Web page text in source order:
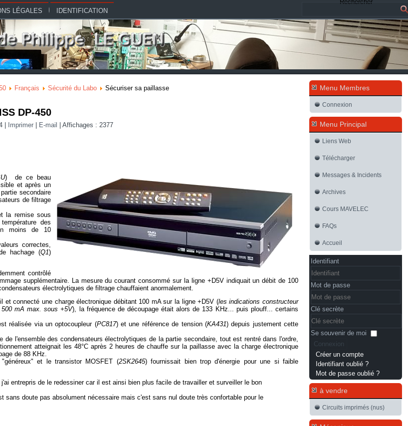
Rechercher
LÉGALES IDENTIFICATION
Français Sécurité du Labo Sécuriser sa paillasse
DP-450
Imprimer E-mail
Affichages : 2377
) de ce beau
et après un
secondaire
de filtrage
la remise sous
des
moins de 10
correctes,
hachage (Q1)
contrôlé
supplémentaire. La mesure du courant consommé sur la ligne +D5V indiquait un débit de 100
électrolytiques de filtrage chauffaient anormalement.
et connecté une charge électronique débitant 100 mA sur la ligne +D5V (les indications constructeur
500 mA max. sous +5V), la fréquence de découpage était alors de 133 KHz... puis plouff... certains
réalisée via un optocoupleur (PC817) et une référence de tension (KA431) depuis justement cette
de l'ensemble des condensateurs électrolytiques de la partie secondaire, tout est rentré dans l'ordre,
atteignait les 48°C après 2 heures de chauffe sur la paillasse avec la charge électronique
de 88 KHz.
et le transistor MOSFET (2SK2645) fournissait bien trop d'énergie pour une si faible
entrepris de le redessiner car il est ainsi bien plus facile de travailler et surveiller le bon
sans doute pas absolument nécessaire mais c'est sans nul doute très confortable pour le
Menu Membres
Connexion
Menu Principal
Liens Web
Télécharger
Messages & Incidents
Archives
Cours MAVELEC
FAQs
Accueil
Identifiant
Mot de passe
Clé secrète
Se souvenir de moi
Connexion
Créer un compte
Identifiant oublié ?
Mot de passe oublié ?
à vendre
Circuits imprimés (nus)